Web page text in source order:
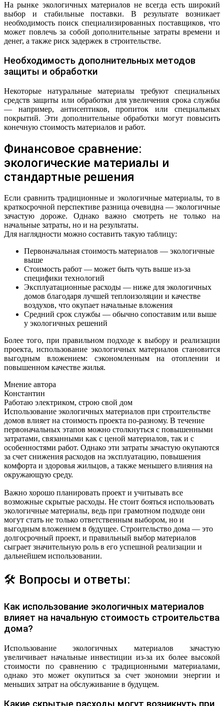
На рынке экологичных материалов не всегда есть широкий
выбор и стабильные поставки. В результате возникает
необходимость поиск специализированных поставщиков, что
может повлечь за собой дополнительные затраты времени и
денег, а также риск задержек в строительстве.
Необходимость дополнительных методов
защиты и обработки
Некоторые натуральные материалы требуют специальных
средств защиты или обработки для увеличения срока службы
— например, антисептиков, пропиток или специальных
покрытий. Эти дополнительные обработки могут повысить
конечную стоимость материалов и работ.
Финансовое сравнение:
экологические материалы и
стандартные решения
Если сравнить традиционные и экологичные материалы, то в
краткосрочной перспективе разница очевидна — экологичные
зачастую дороже. Однако важно смотреть не только на
начальные затраты, но и на результаты.
Для наглядности можно составить такую таблицу:
Первоначальная стоимость материалов — экологичные
выше
Стоимость работ — может быть чуть выше из-за
специфики технологий
Эксплуатационные расходы — ниже для экологичных
домов благодаря лучшей теплоизоляции и качестве
воздухов, что окупает начальные вложения
Средний срок службы — обычно сопоставим или выше
у экологичных решений
Более того, при правильном подходе к выбору и реализации
проекта, использование экологичных материалов становится
выгодным вложением: сэкономленным на отоплении и
повышенном качестве жилья.
Мнение автора
Константин
Работаю электриком, строю свой дом
Использование экологичных материалов при строительстве
домов влияет на стоимость проекта по-разному. В течение
первоначальных этапов можно столкнуться с повышенными
затратами, связанными как с ценой материалов, так и с
особенностями работ. Однако эти затраты зачастую окупаются
за счет снижения расходов на эксплуатацию, повышения
комфорта и здоровья жильцов, а также меньшего влияния на
окружающую среду.
Важно хорошо планировать проект и учитывать все
возможные скрытые расходы. Не стоит бояться использовать
экологичные материалы, ведь при грамотном подходе они
могут стать не только ответственным выбором, но и
выгодным вложением в будущее. Строительство дома — это
долгосрочный проект, и правильный выбор материалов
сыграет значительную роль в его успешной реализации и
дальнейшем использовании.
🛠 Вопросы и ответы:
Как использование экологичных материалов
влияет на начальную стоимость строительства
дома?
Использование экологичных материалов зачастую
увеличивает начальные инвестиции из-за их более высокой
стоимости по сравнению с традиционными материалами,
однако это может окупиться за счет экономии энергии и
меньших затрат на обслуживание в будущем.